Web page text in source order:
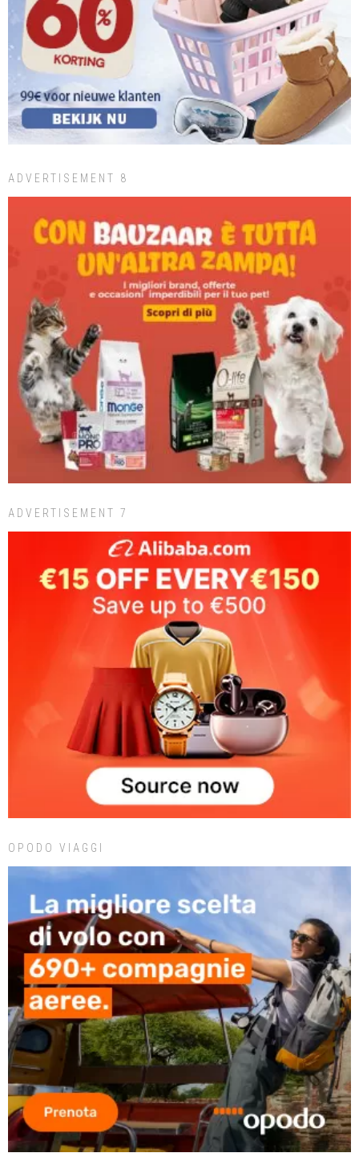
ADVERTISEMENT 8
ADVERTISEMENT 7
OPODO VIAGGI